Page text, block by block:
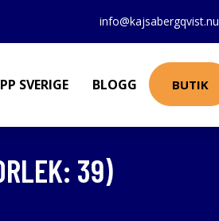
info@kajsabergqvist.nu
SVERIGE BLOGG BUTIK
39)